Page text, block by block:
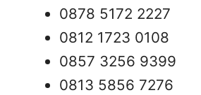
0878 5172 2227
0812 1723 0108
0857 3256 9399
0813 5856 7276